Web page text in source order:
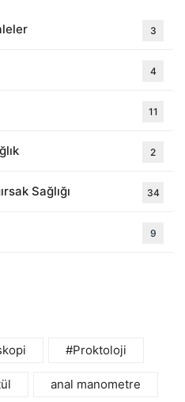
3
4
11
2
Sağlığı 34
9
#Proktoloji
anal manometre